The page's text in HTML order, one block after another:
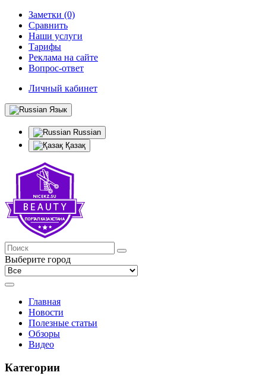
Заметки (0)
Сравнить
Наши услуги
Тарифы
Реклама на сайте
Вопрос-ответ
Личный кабинет
Язык
Russian
Қазақ
Выберите город
Главная
Новости
Полезные статьи
Обзоры
Видео
Категории